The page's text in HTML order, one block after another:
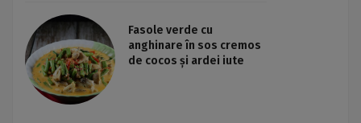
Fasole verde cu
anghinare în sos cremos
de cocos și ardei iute